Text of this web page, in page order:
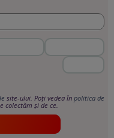
site-ului. Poți vedea în politica de
colectăm și de ce.